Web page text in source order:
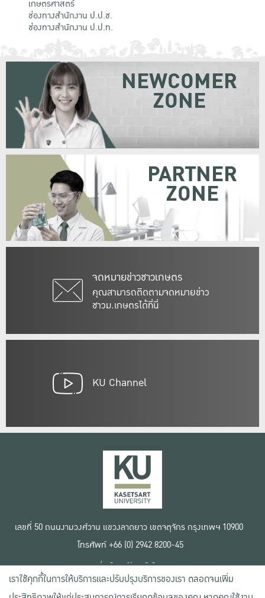
เกษตรศาสตร์
ช่องทางสำนักงาน ป.ป.ช.
ช่องทางสำนักงาน ป.ป.ท.
จดหมายข่าวชาวเกษตร
คุณสามารถติดตามจดหมายข่าว
ชาวม.เกษตรได้ที่นี่
NEWCOMER
ZONE
PARTNER
ZONE
KU Channel
เลขที่ 50 ถนนงามวงศ์วาน แขวงลาดยาว เขตจตุจักร กรุงเทพฯ 10900
โทรศัพท์ +66 (0) 2942 8200-45
เงื่อนไขการใช้งานเว็บไซต์
ข้อตกลงด้านสิทธิ์ใช้งาน
นโยบายความเป็นส่วนตัว
เราใช้คุกกี้ในการให้บริการและปรับปรุงบริการของเรา ตลอดจนเพิ่ม